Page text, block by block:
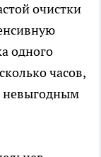
очистки
одного
часов,
невыгодным